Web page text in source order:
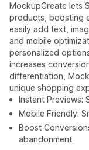
MockupCreate lets
products, boosting
easily add text,
and mobile
personalized
increases
differentiation,
unique shopping
Instant Previews:
Mobile Friendly:
Boost
abandonment.